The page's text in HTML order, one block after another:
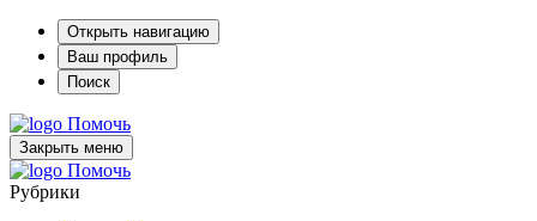
Открыть навигацию
Ваш профиль
Поиск
Помочь
Закрыть меню
Помочь
Рубрики